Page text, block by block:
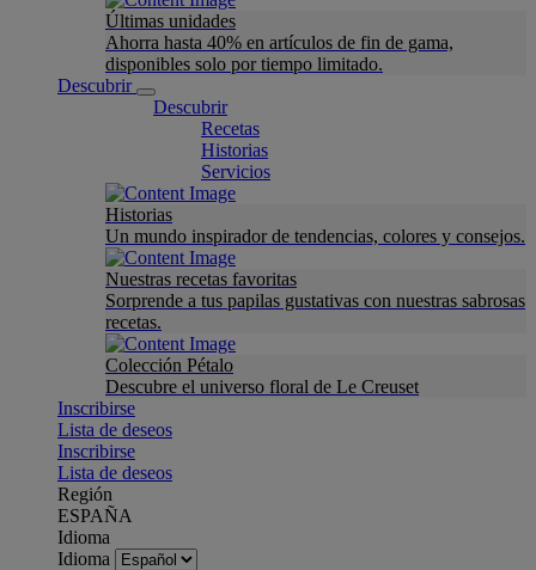
Últimas unidades
Ahorra hasta 40% en artículos de fin de gama,
disponibles solo por tiempo limitado.
Descubrir
Descubrir
Recetas
Historias
Servicios
Historias
Un mundo inspirador de tendencias, colores y consejos.
Nuestras recetas favoritas
Sorprende a tus papilas gustativas con nuestras sabrosas
recetas.
Colección Pétalo
Descubre el universo floral de Le Creuset
Inscribirse
Lista de deseos
Inscribirse
Lista de deseos
Región
ESPAÑA
Idioma
Idioma